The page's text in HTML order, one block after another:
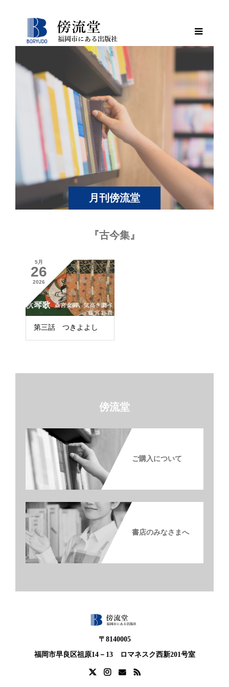
月刊傍流堂
『古今集』
5月
26
2026
第三話 つきよよし
傍流堂
ご購入について
書店のみなさまへ
〒8140005
福岡市早良区祖原14－13 ロマネスク西新201号室